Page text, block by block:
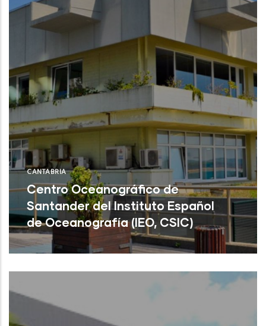
CANTABRIA
Centro Oceanográfico de
Santander del Instituto Español
de Oceanografía (IEO, CSIC)
Centro Oceanográfico de Santander del
Instituto Español de Oceanografía (IEO,